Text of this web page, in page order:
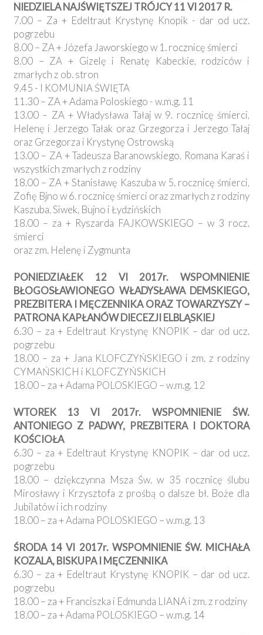
Galeria
Nowy
Staw
Kapituła
Kolegiacka
Polecane
strony
Ochrona
Małoletnich
NIEDZIELA NAJŚWIĘTSZEJ TRÓJCY 11 VI 2017 R.
7.00 – Za + Edeltraut Krystynę Knopik - dar od ucz.
pogrzebu
8.00 – ZA + Józefa Jaworskiego w 1. rocznicę śmierci
8.00 – ZA + Gizelę i Renatę Kabeckie, rodziców i
zmarłych z ob. stron
9.45 - I KOMUNIA ŚWIĘTA
11.30 – ZA + Adama Poloskiego - w.m.g. 11
13.00 – ZA + Władysława Tałaj w 9. rocznicę śmierci,
Helenę i Jerzego Tałak oraz Grzegorza i Jerzego Tałaj
oraz Grzegorza i Krystynę Ostrowską
13.00 – ZA + Tadeusza Baranowskiego, Romana Karaś i
wszystkich zmarłych z rodziny
18.00 – ZA + Stanisławę Kaszuba w 5. rocznicę śmierci,
Zofię Bjno w 6. rocznicę śmierci oraz zmarłych z rodziny
Kaszuba, Siwek, Bujno i Łydzińskich
18.00 – za + Ryszarda FAJKOWSKIEGO – w 3 rocz.
śmierci
oraz zm. Helenę i Zygmunta
PONIEDZIAŁEK 12 VI 2017r. WSPOMNIENIE
BŁOGOSŁAWIONEGO WŁADYSŁAWA DEMSKIEGO,
PREZBITERA I MĘCZENNIKA ORAZ TOWARZYSZY –
PATRONA KAPŁANÓW DIECEZJI ELBLĄSKIEJ
6.30 – za + Edeltraut Krystynę KNOPIK – dar od ucz.
pogrzebu
18.00 – za + Jana KLOFCZYŃSKIEGO i zm. z rodziny
CYMAŃSKICH i KLOFCZYŃSKICH
18.00 – za + Adama POLOSKIEGO – w.m.g. 12
WTOREK 13 VI 2017r. WSPOMNIENIE ŚW.
ANTONIEGO Z PADWY, PREZBITERA I DOKTORA
KOŚCIOŁA
6.30 – za + Edeltraut Krystynę KNOPIK – dar od ucz.
pogrzebu
18.00 – dziękczynna Msza Św. w 35 rocznicę ślubu
Mirosławy i Krzysztofa z prośbą o dalsze bł. Boże dla
Jubilatów i ich rodziny
18.00 – za + Adama POLOSKIEGO – w.m.g. 13
ŚRODA 14 VI 2017r. WSPOMNIENIE ŚW. MICHAŁA
KOZALA, BISKUPA I MĘCZENNIKA
6.30 – za + Edeltraut Krystynę KNOPIK – dar od ucz.
pogrzebu
18.00 – za + Franciszka i Edmunda LIANA i zm. z rodziny
18.00 – za + Adama POLOSKIEGO – w.m.g. 14